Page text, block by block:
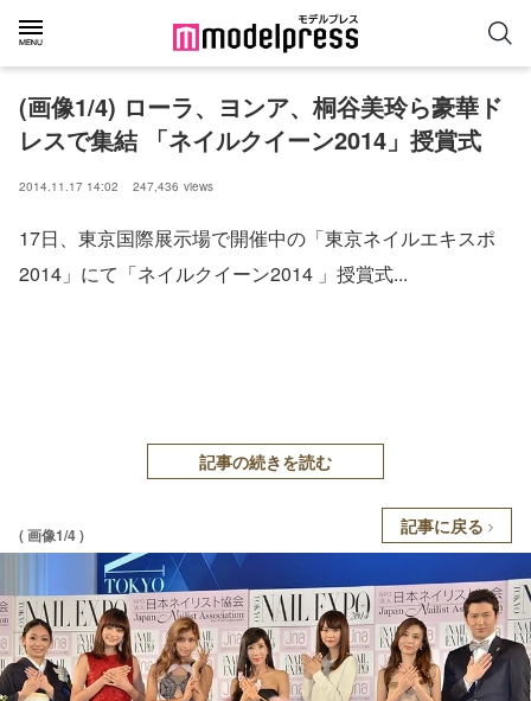
(画像1/4) ローラ、ヨンア、桐谷美玲ら豪華ド
レスで集結 「ネイルクイーン2014」授賞式
2014.11.17 14:02 247,436 views
17日、東京国際展示場で開催中の「東京ネイルエキスポ
2014」にて「ネイルクイーン2014 」授賞式...
記事の続きを読む
( 画像1/4 ) 記事に戻る